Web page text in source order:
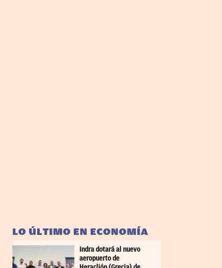
LO ÚLTIMO EN ECONOMÍA
Indra dotará al nuevo
aeropuerto de